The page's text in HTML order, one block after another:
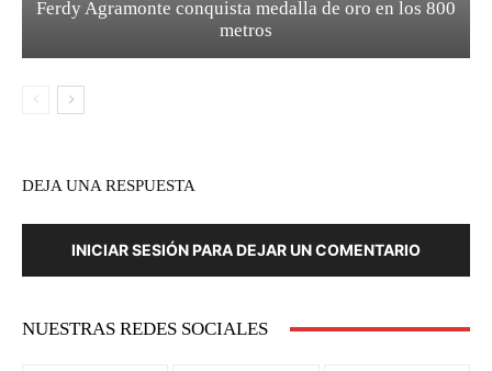
Ferdy Agramonte conquista medalla de oro en los 800
metros
DEJA UNA RESPUESTA
INICIAR SESIÓN PARA DEJAR UN COMENTARIO
NUESTRAS REDES SOCIALES